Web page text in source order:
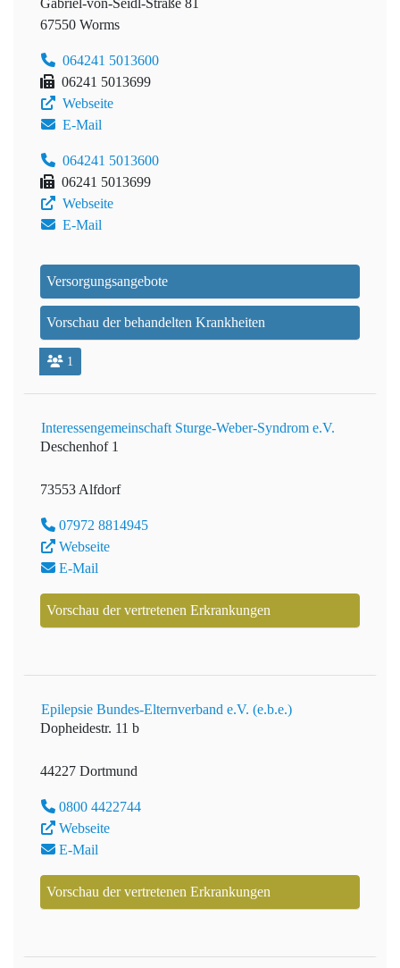
67550 Worms
064241 5013600
06241 5013699
Webseite
E-Mail
064241 5013600
06241 5013699
Webseite
E-Mail
Versorgungsangebote
Vorschau der behandelten Krankheiten
1
Interessengemeinschaft Sturge-Weber-Syndrom e.V.
Deschenhof 1
73553 Alfdorf
07972 8814945
Webseite
E-Mail
Vorschau der vertretenen Erkrankungen
Epilepsie Bundes-Elternverband e.V. (e.b.e.)
Dopheidestr. 11 b
44227 Dortmund
0800 4422744
Webseite
E-Mail
Vorschau der vertretenen Erkrankungen